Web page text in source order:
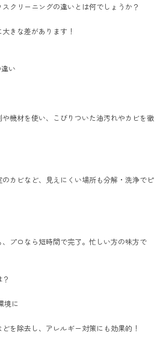
クリーニングの違いとは何でしょうか？
きな差があります！
い
機材を使い、こびりついた油汚れやカビを徹
カビなど、見えにくい場所も分解・洗浄でピ
プロなら短時間で完了。忙しい方の味方で
境に
を除去し、アレルギー対策にも効果的！